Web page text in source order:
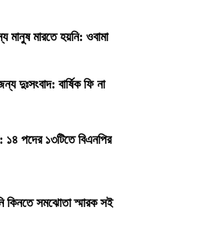
মানুষ মারতে হয়নি: ওবামা
দুঃসংবাদ: বার্ষিক ফি না
১৪ পদের ১৩টিতে বিএনপির
কিনতে সমঝোতা স্মারক সই